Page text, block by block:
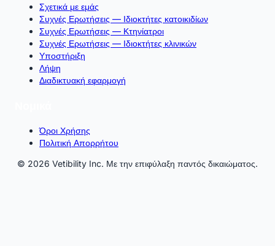
Σχετικά με εμάς
Συχνές Ερωτήσεις — Ιδιοκτήτες κατοικιδίων
Συχνές Ερωτήσεις — Κτηνίατροι
Συχνές Ερωτήσεις — Ιδιοκτήτες κλινικών
Υποστήριξη
Λήψη
Διαδικτυακή εφαρμογή
Όροι Χρήσης
Πολιτική Απορρήτου
© 2026 Vetibility Inc. Με την επιφύλαξη παντός δικαιώματος.